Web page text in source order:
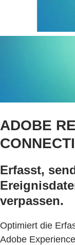
ADOBE
Erfasst,
verpassen.
Optimiert die
Adobe